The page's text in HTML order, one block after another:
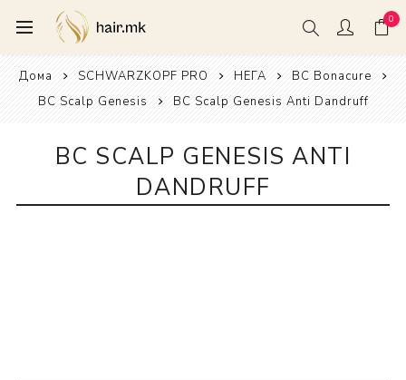
0
Дома SCHWARZKOPF PRO НЕГА
BC Bonacure
BC Scalp Genesis
BC Scalp Genesis Anti Dandruff
BC SCALP GENESIS ANTI
DANDRUFF